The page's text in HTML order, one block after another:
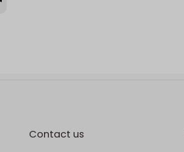
Contact us